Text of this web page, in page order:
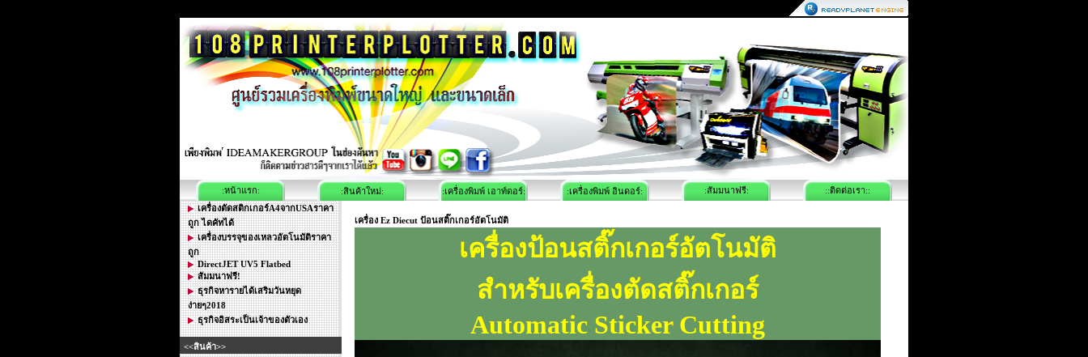
:หน้าแรก: :สินค้าใหม่: :เครื่องพิมพ์ เอาท์ดอร์: :เครื่องพิมพ์ อินดอร์: :สัมมนาฟรี:
::ติดต่อเรา::
เครื่องตัดสติกเกอร์A4จากUSAราคา
ถูก ไดคัทได้
เครื่องบรรจุของเหลวอัตโนมัติราคา
ถูก
DirectJET UV5 Flatbed
สัมมนาฟรี!
ธุรกิจหารายได้เสริมวันหยุด
ง่ายๆ2018
ธุรกิจอิสระเป็นเจ้าของตัวเอง
<<สินค้า>>
เครื่อง Ez Diecut ป้อนสติ๊กเกอร์อัตโนมัติ
เครื่องป้อนสติ๊กเกอร์อัตโนมัติ
สำหรับเครื่องตัดสติ๊กเกอร์
Automatic Sticker Cutting